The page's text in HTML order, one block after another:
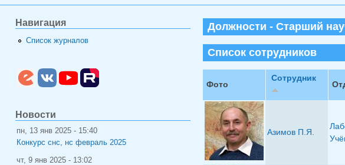
Должности - Старший
Список сотрудников
Фото
Сотрудник
Азимов П.Я.
Навигация
Список журналов
Новости
пн, 13 янв 2025 - 15:40
Конкурс снс, нс февраль 2025
чт, 9 янв 2025 - 13:02